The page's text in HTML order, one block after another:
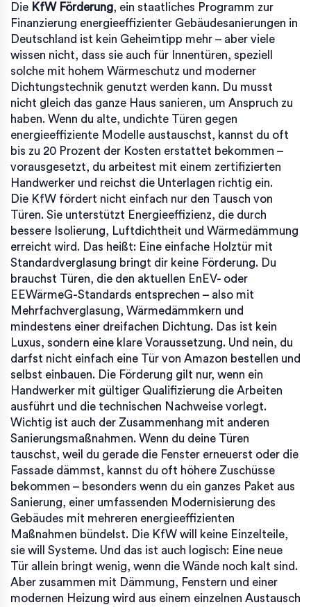
Die KfW Förderung, ein staatliches Programm zur
Finanzierung energieeffizienter Gebäudesanierungen in
Deutschland ist kein Geheimtipp mehr – aber viele
wissen nicht, dass sie auch für Innentüren, speziell
solche mit hohem Wärmeschutz und moderner
Dichtungstechnik genutzt werden kann. Du musst
nicht gleich das ganze Haus sanieren, um Anspruch zu
haben. Wenn du alte, undichte Türen gegen
energieeffiziente Modelle austauschst, kannst du oft
bis zu 20 Prozent der Kosten erstattet bekommen –
vorausgesetzt, du arbeitest mit einem zertifizierten
Handwerker und reichst die Unterlagen richtig ein.
Die KfW fördert nicht einfach nur den Tausch von
Türen. Sie unterstützt Energieeffizienz, die durch
bessere Isolierung, Luftdichtheit und Wärmedämmung
erreicht wird. Das heißt: Eine einfache Holztür mit
Standardverglasung bringt dir keine Förderung. Du
brauchst Türen, die den aktuellen EnEV- oder
EEWärmeG-Standards entsprechen – also mit
Mehrfachverglasung, Wärmedämmkern und
mindestens einer dreifachen Dichtung. Das ist kein
Luxus, sondern eine klare Voraussetzung. Und nein, du
darfst nicht einfach eine Tür von Amazon bestellen und
selbst einbauen. Die Förderung gilt nur, wenn ein
Handwerker mit gültiger Qualifizierung die Arbeiten
ausführt und die technischen Nachweise vorlegt.
Wichtig ist auch der Zusammenhang mit anderen
Sanierungsmaßnahmen. Wenn du deine Türen
tauschst, weil du gerade die Fenster erneuerst oder die
Fassade dämmst, kannst du oft höhere Zuschüsse
bekommen – besonders wenn du ein ganzes Paket aus
Sanierung, einer umfassenden Modernisierung des
Gebäudes mit mehreren energieeffizienten
Maßnahmen bündelst. Die KfW will keine Einzelteile,
sie will Systeme. Und das ist auch logisch: Eine neue
Tür allein bringt wenig, wenn die Wände noch kalt sind.
Aber zusammen mit Dämmung, Fenstern und einer
modernen Heizung wird aus einem einzelnen Austausch